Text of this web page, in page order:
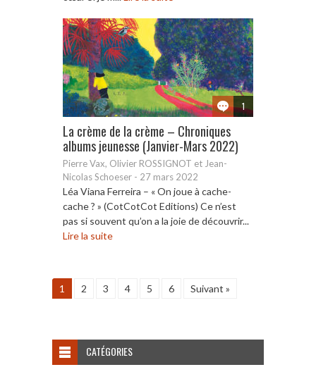
1
La crème de la crème – Chroniques
albums jeunesse (Janvier-Mars 2022)
Pierre Vax, Olivier ROSSIGNOT et Jean-
Nicolas Schoeser - 27 mars 2022
Léa Viana Ferreira – « On joue à cache-
cache ? » (CotCotCot Editions) Ce n’est
pas si souvent qu’on a la joie de découvrir...
Lire la suite
1 2 3 4 5 6 Suivant »
CATÉGORIES